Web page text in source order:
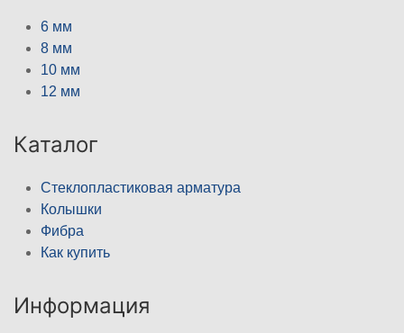
6 мм
8 мм
10 мм
12 мм
Каталог
Стеклопластиковая арматура
Колышки
Фибра
Как купить
Информация